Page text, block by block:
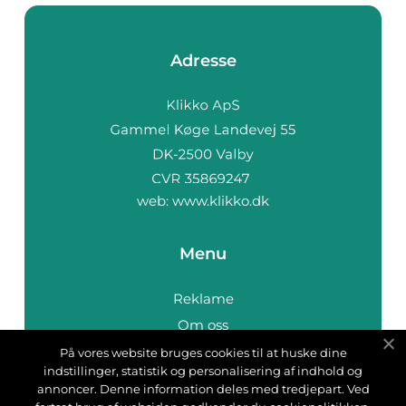
Adresse
web: www.klikko.dk
Menu
Reklame
Om oss
Cookies
Kontakt Oss
På vores website bruges cookies til at huske dine
indstillinger, statistik og personalisering af indhold og
annoncer. Denne information deles med tredjepart. Ved